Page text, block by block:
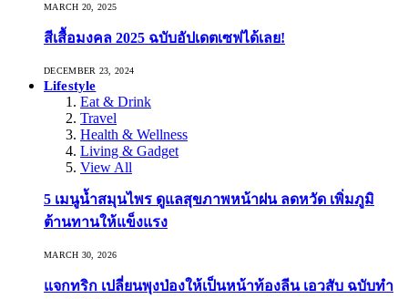
MARCH 20, 2025
สีเสื้อมงคล 2025 ฉบับอัปเดตเซฟได้เลย!
DECEMBER 23, 2024
Lifestyle
Eat & Drink
Travel
Health & Wellness
Living & Gadget
View All
5 เมนูน้ำสมุนไพร ดูแลสุขภาพหน้าฝน ลดหวัด เพิ่มภูมิ
ต้านทานให้แข็งแรง
MARCH 30, 2026
แจกทริก เปลี่ยนพุงป่องให้เป็นหน้าท้องลีน เอวสับ ฉบับทำ